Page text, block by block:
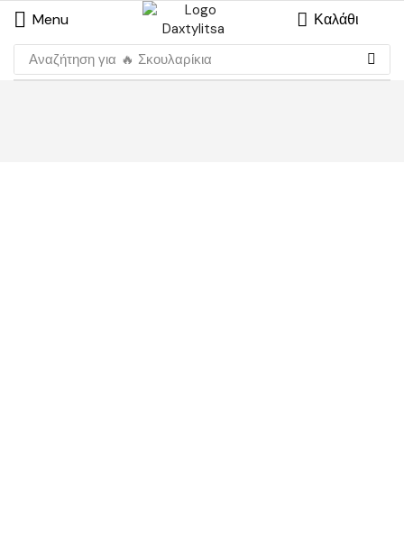
Menu Καλάθι
Αναζήτηση για 🔥 Σκουλαρίκια